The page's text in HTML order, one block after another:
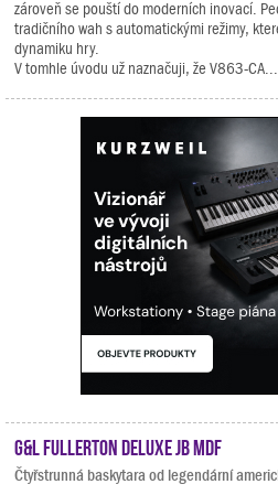
zároveň se pouští do moderních inovací.
tradičního wah s automatickými režimy,
dynamiku hry.
V tomhle úvodu už naznačuji, že V863-CA...
G&L Fullerton Deluxe JB MDF
Čtyřstrunná baskytara od legendární